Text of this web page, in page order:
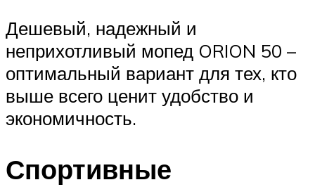
Дешевый, надежный и
неприхотливый мопед ORION 50 –
оптимальный вариант для тех, кто
выше всего ценит удобство и
экономичность.
Спортивные